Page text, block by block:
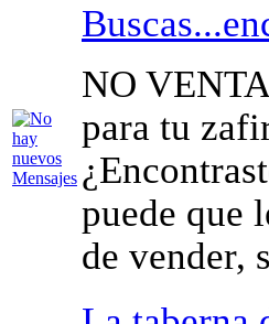
NO
para tu
puede que
de vender,